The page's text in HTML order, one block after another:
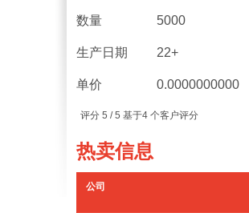
数量 5000
生产日期 22+
单价 0.0000000000
评分 5 / 5 基于4个客户评分
热卖信息
公司